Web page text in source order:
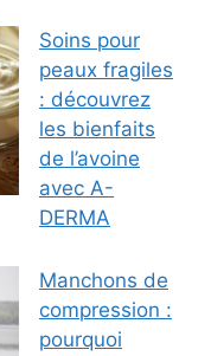
Soins pour
peaux fragiles
: découvrez
les bienfaits
de l’avoine
avec A-
DERMA
Manchons de
compression :
pourquoi